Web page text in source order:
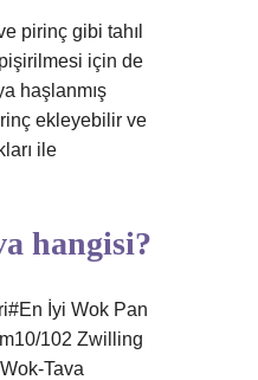
pirinç gibi tahıl
için de
haşlanmış
ekleyebilir ve
ile
hangisi?
İyi Wok Pan
102 Zwilling
Tava